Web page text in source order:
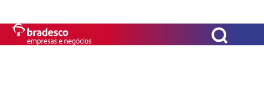
Benefícios e ofertas